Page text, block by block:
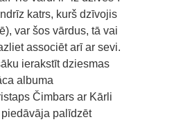
katrs, kurš dzīvojis
var šos vārdus, tā vai
associēt arī ar sevi.
ierakstīt dziesmas
albuma
Čimbars ar Kārli
piedāvāja palīdzēt